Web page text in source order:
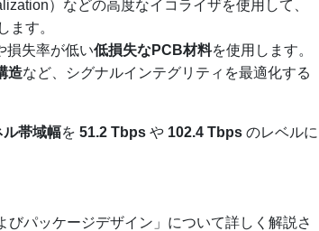
）などの高度なイコライザを使用して、
ます。
損失率が低い低損失なPCB材料を使用します。
造など、シグナルインテグリティを最適化する
ル帯域幅を 51.2 Tbps や 102.4 Tbps のレベルに
パッケージデザイン」について詳しく解説さ